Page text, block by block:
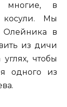
многие, в
косули. Мы
Олейника в
из дичи
чтобы
одного из